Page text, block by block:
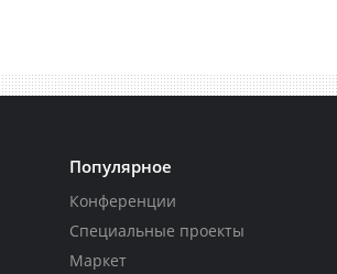
Популярное
Конференции
Специальные проекты
Маркет